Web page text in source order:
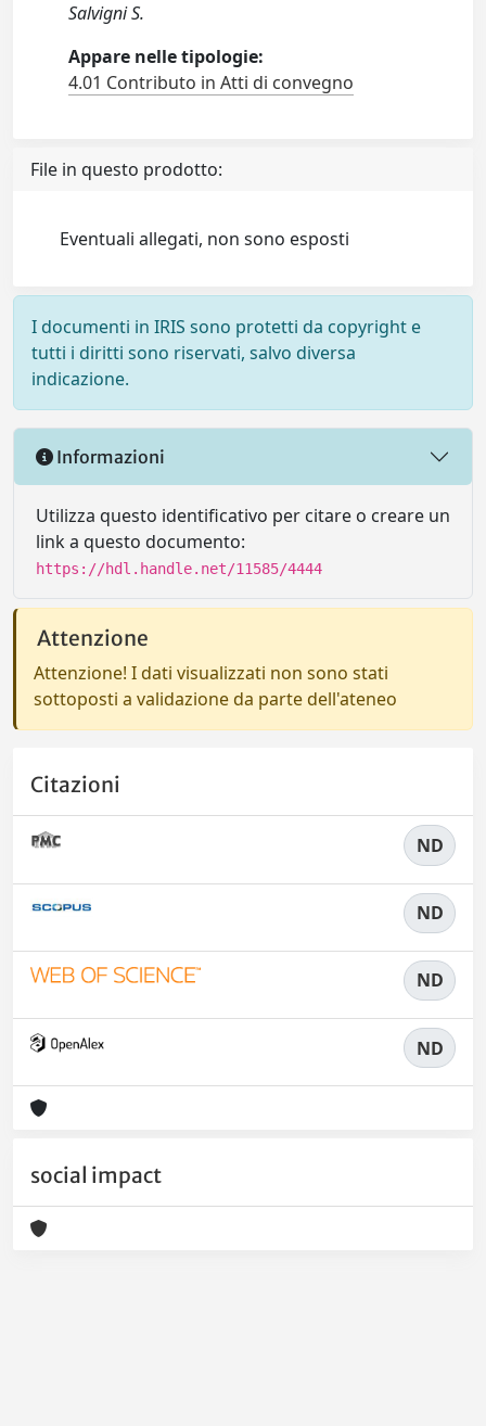
Salvigni S.
Appare nelle tipologie:
4.01 Contributo in Atti di convegno
File in questo prodotto:
Eventuali allegati, non sono esposti
I documenti in IRIS sono protetti da copyright e
tutti i diritti sono riservati, salvo diversa
indicazione.
Informazioni
Utilizza questo identificativo per citare o creare un
link a questo documento:
https://hdl.handle.net/11585/4444
Attenzione
Attenzione! I dati visualizzati non sono stati
sottoposti a validazione da parte dell'ateneo
Citazioni
ND
ND
ND
ND
social impact